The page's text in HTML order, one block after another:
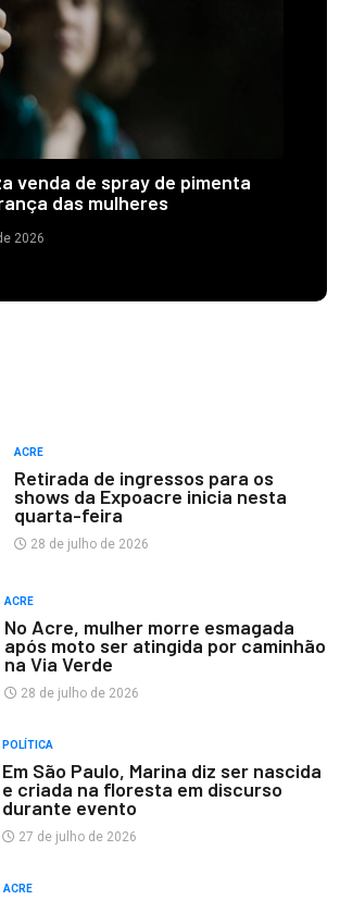
venda de spray de pimenta
das mulheres
2026
ACRE
Retirada de ingressos para os
shows da Expoacre inicia nesta
quarta-feira
28 de julho de 2026
ACRE
No Acre, mulher morre esmagada
após moto ser atingida por caminhão
na Via Verde
28 de julho de 2026
POLÍTICA
Em São Paulo, Marina diz ser nascida
e criada na floresta em discurso
durante evento
27 de julho de 2026
ACRE